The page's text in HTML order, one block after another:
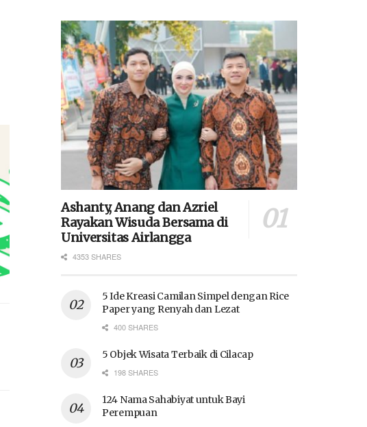
Ashanty, Anang dan Azriel
Rayakan Wisuda Bersama di
Universitas Airlangga
4353 SHARES
5 Ide Kreasi Camilan Simpel dengan Rice
Paper yang Renyah dan Lezat
400 SHARES
5 Objek Wisata Terbaik di Cilacap
198 SHARES
124 Nama Sahabiyat untuk Bayi
Perempuan